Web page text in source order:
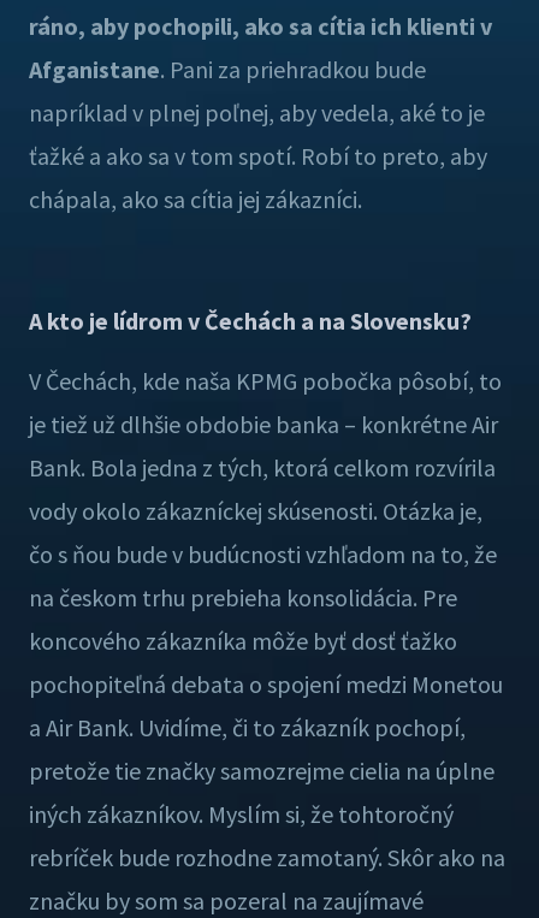
ráno, aby pochopili, ako sa cítia ich klienti v
Afganistane. Pani za priehradkou bude
napríklad v plnej poľnej, aby vedela, aké to je
ťažké a ako sa v tom spotí. Robí to preto, aby
chápala, ako sa cítia jej zákazníci.
A kto je lídrom v Čechách a na Slovensku?
V Čechách, kde naša KPMG pobočka pôsobí, to
je tiež už dlhšie obdobie banka – konkrétne Air
Bank. Bola jedna z tých, ktorá celkom rozvírila
vody okolo zákazníckej skúsenosti. Otázka je,
čo s ňou bude v budúcnosti vzhľadom na to, že
na českom trhu prebieha konsolidácia. Pre
koncového zákazníka môže byť dosť ťažko
pochopiteľná debata o spojení medzi Monetou
a Air Bank. Uvidíme, či to zákazník pochopí,
pretože tie značky samozrejme cielia na úplne
iných zákazníkov. Myslím si, že tohtoročný
rebríček bude rozhodne zamotaný. Skôr ako na
značku by som sa pozeral na zaujímavé